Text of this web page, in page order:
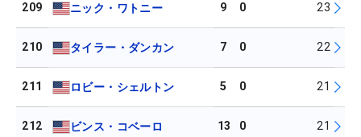
209 ニック・ワトニー 9 0 23
210 タイラー・ダンカン 7 0 22
211 ロビー・シェルトン 5 0 21
212 ビンス・コベーロ 13 0 21